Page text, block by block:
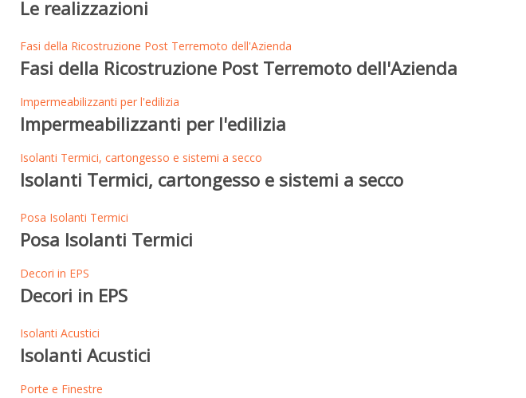
Le realizzazioni
Fasi della Ricostruzione Post Terremoto dell'Azienda
Fasi della Ricostruzione Post Terremoto dell'Azienda
Impermeabilizzanti per l'edilizia
Impermeabilizzanti per l'edilizia
Isolanti Termici, cartongesso e sistemi a secco
Isolanti Termici, cartongesso e sistemi a secco
Posa Isolanti Termici
Posa Isolanti Termici
Decori in EPS
Decori in EPS
Isolanti Acustici
Isolanti Acustici
Porte e Finestre